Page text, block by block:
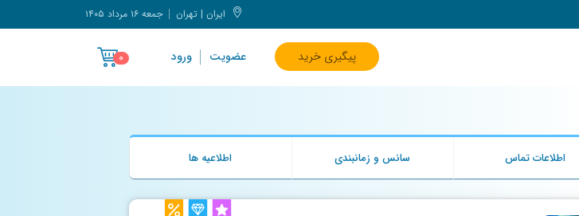
ایران | تهران جمعه ۱۶ مرداد ۱۴۰۵
پیگیری خرید عضویت ورود ۰
اطلاعات تماس سانس و زمانبندی اطلاعیه ها